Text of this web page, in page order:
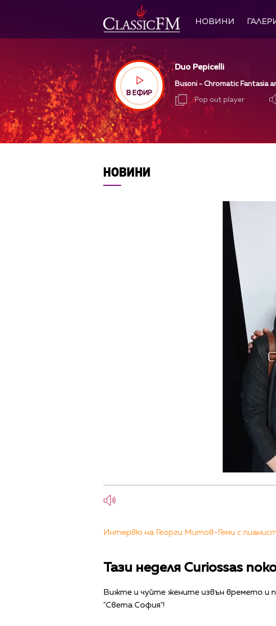
НОВИНИ
В ЕФИР
Duo Pepicelli
Busoni - Chromatic Fantasia
Pop out player
НОВИНИ
Интервю на Георги Митов-Геми с
Тази неделя Curiossas
Вижте и чуйте жените извън времето и
"Света София"!